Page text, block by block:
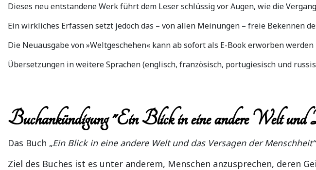
Dieses neu entstandene Werk führt dem Leser schlüssig vor Augen, wie die
Ein wirkliches Erfassen setzt jedoch das – von allen Meinungen – freie Bekennen
Die Neuausgabe von »Weltgeschehen« kann ab sofort als E-Book erworben
Übersetzungen in weitere Sprachen (englisch, französisch, portugiesisch und
Buchankündigung "Ein Blick in eine andere Welt
Das Buch „Ein Blick in eine andere Welt und das Versagen der Menschheit“
Ziel des Buches ist es unter anderem, Menschen anzusprechen, deren